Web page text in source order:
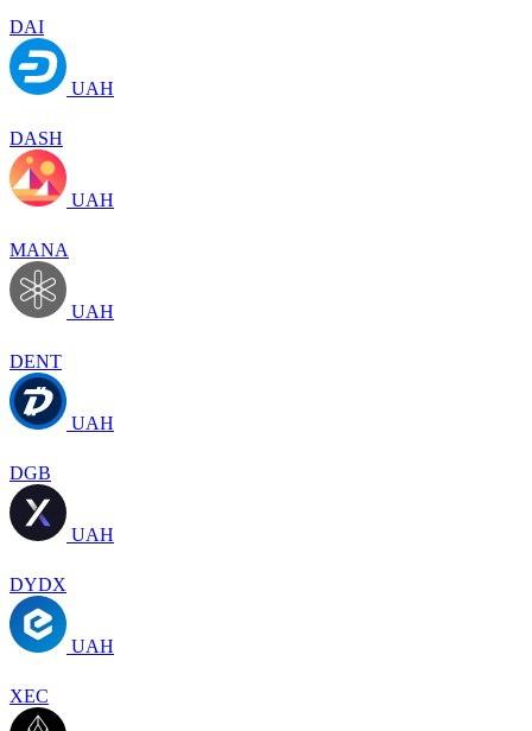
DAI
UAH
DASH
UAH
MANA
UAH
DENT
UAH
DGB
UAH
DYDX
UAH
XEC